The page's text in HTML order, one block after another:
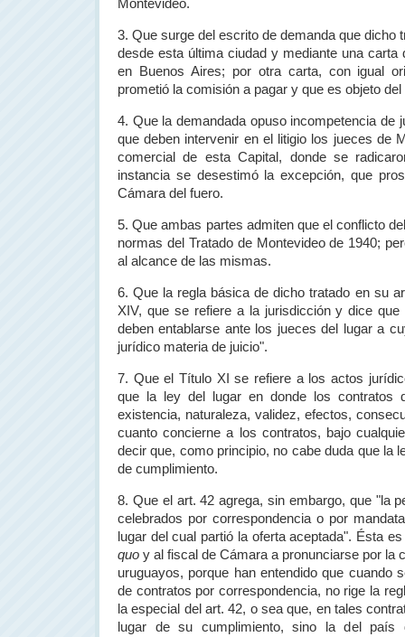
Montevideo.
3. Que surge del escrito de demanda que dicho
desde esta última ciudad y mediante una carta
en Buenos Aires; por otra carta, con igual
prometió la comisión a pagar y que es objeto
4. Que la demandada opuso incompetencia de
que deben intervenir en el litigio los jueces de
comercial de esta Capital, donde se
instancia se desestimó la excepción, que
Cámara del fuero.
5. Que ambas partes admiten que el conflicto
normas del Tratado de Montevideo de 1940;
al alcance de las mismas.
6. Que la regla básica de dicho tratado en su
XIV, que se refiere a la jurisdicción y dice
deben entablarse ante los jueces del lugar a
jurídico materia de juicio".
7. Que el Título XI se refiere a los actos
que la ley del lugar en donde los contratos
existencia, naturaleza, validez, efectos,
cuanto concierne a los contratos, bajo
decir que, como principio, no cabe duda que la
de cumplimiento.
8. Que el art. 42 agrega, sin embargo, que "la
celebrados por correspondencia o por
lugar del cual partió la oferta aceptada". Ésta
quo y al fiscal de Cámara a pronunciarse por la
uruguayos, porque han entendido que cuando
de contratos por correspondencia, no rige la
la especial del art. 42, o sea que, en tales
lugar de su cumplimiento, sino la del país